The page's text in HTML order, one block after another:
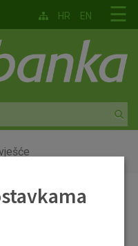
☰
HR EN